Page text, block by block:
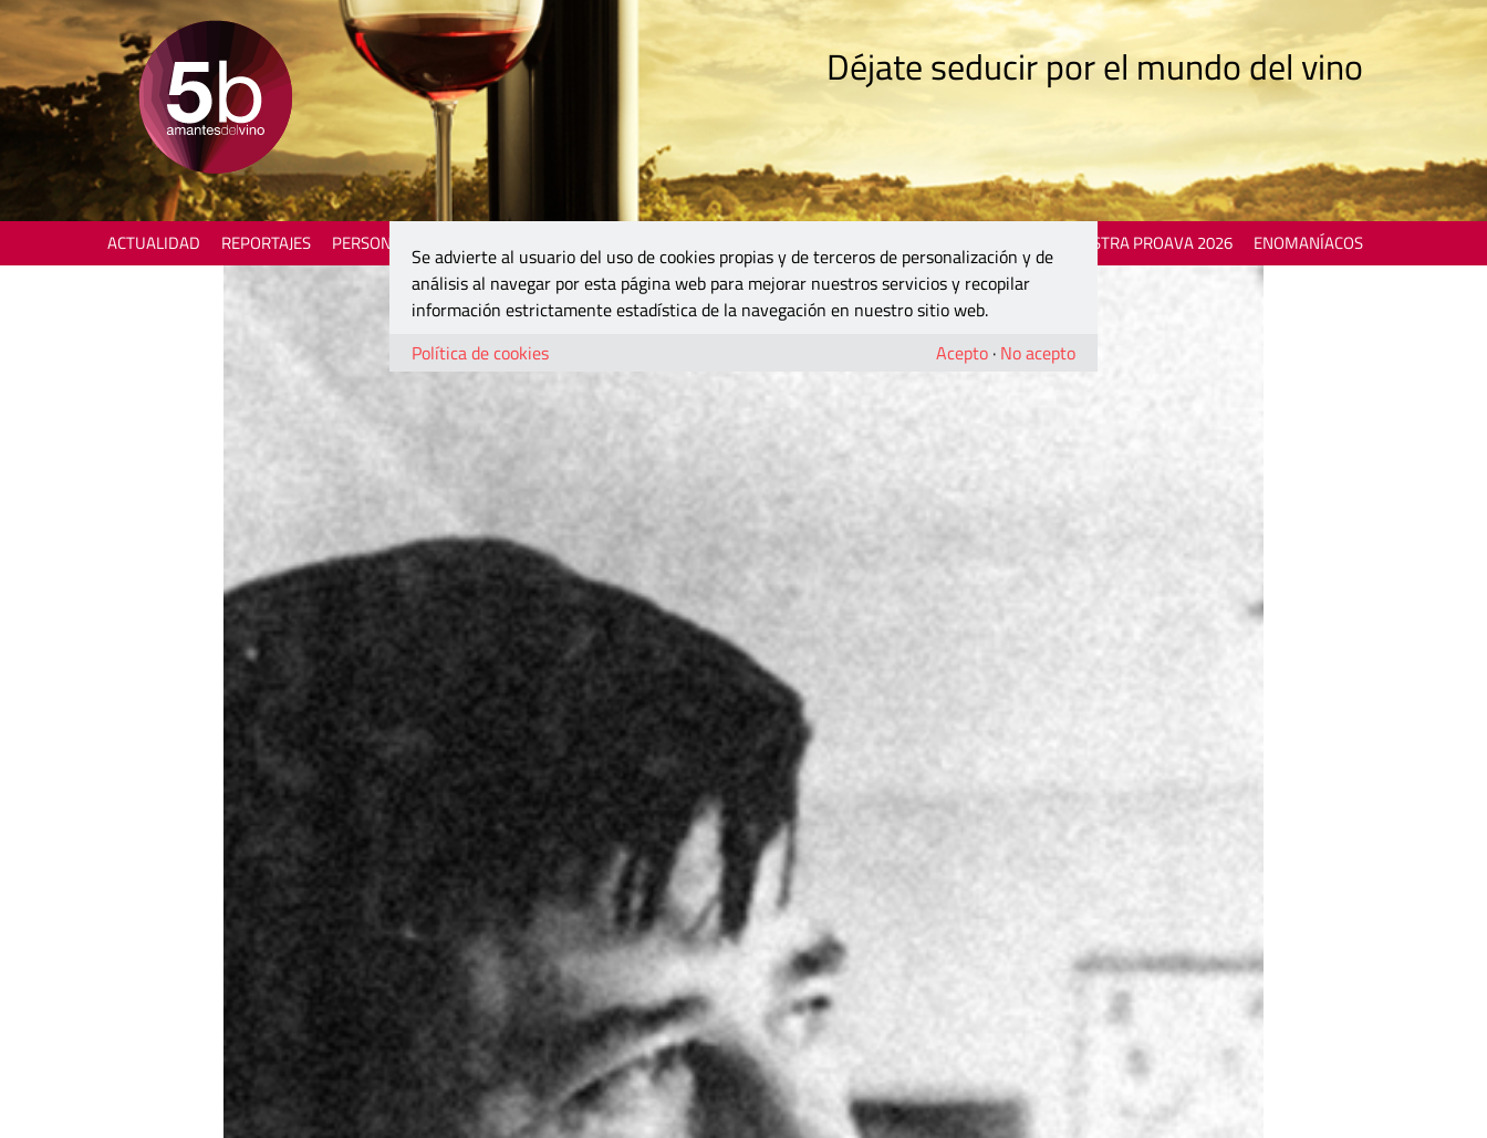
Déjate seducir por el mundo del vino
ACTUALIDAD REPORTAJES PERSONAJES MOSTRA PROAVA 2026 ENOMANÍACOS
Se advierte al usuario del uso de cookies propias y de terceros de personalización y de
análisis al navegar por esta página web para mejorar nuestros servicios y recopilar
información estrictamente estadística de la navegación en nuestro sitio web.
Política de cookies
Acepto · No acepto